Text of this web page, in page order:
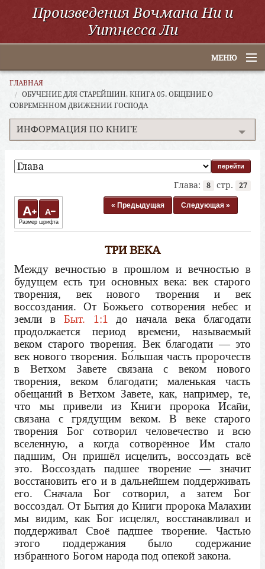
Произведения Вочмана Ни и
Уитнесса Ли
МЕНЮ
Главная
По алфавиту
По категориям
По авторам
ССУО
Поиск
ГЛАВНАЯ
ОБУЧЕНИЕ ДЛЯ СТАРЕЙШИН, КНИГА 05. ОБЩЕНИЕ О
СОВРЕМЕННОМ ДВИЖЕНИИ ГОСПОДА
ИНФОРМАЦИЯ ПО КНИГЕ
Глава: 8 стр. 27
A A
Размер шрифта
« Предыдущая Следующая »
ТРИ ВЕКА
Между вечностью в прошлом и вечностью в
будущем есть три основных века: век старого
творения, век нового творения и век
воссоздания. От Божьего сотворения небес и
земли в Быт. 1:1 до начала века благодати
продолжается период времени, называемый
веком старого творения. Век благодати — это
век нового творения. Бо́льшая часть пророчеств
в Ветхом Завете связана с веком нового
творения, веком благодати; маленькая часть
обещаний в Ветхом Завете, как, например, те,
что мы привели из Книги пророка Исайи,
связана с грядущим веком. В веке старого
творения Бог сотворил человечество и всю
вселенную, а когда сотворённое Им стало
падшим, Он пришёл исцелить, воссоздать всё
это. Воссоздать падшее творение — значит
восстановить его и в дальнейшем поддерживать
его. Сначала Бог сотворил, а затем Бог
воссоздал. От Бытия до Книги пророка Малахии
мы видим, как Бог исцелял, восстанавливал и
поддерживал Своё падшее творение. Частью
этого поддержания было содержание
избранного Богом народа под опекой закона.